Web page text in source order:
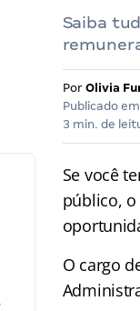
Saiba
Por Olivia
Publicado em
3 min. de
Se você
público,
O cargo